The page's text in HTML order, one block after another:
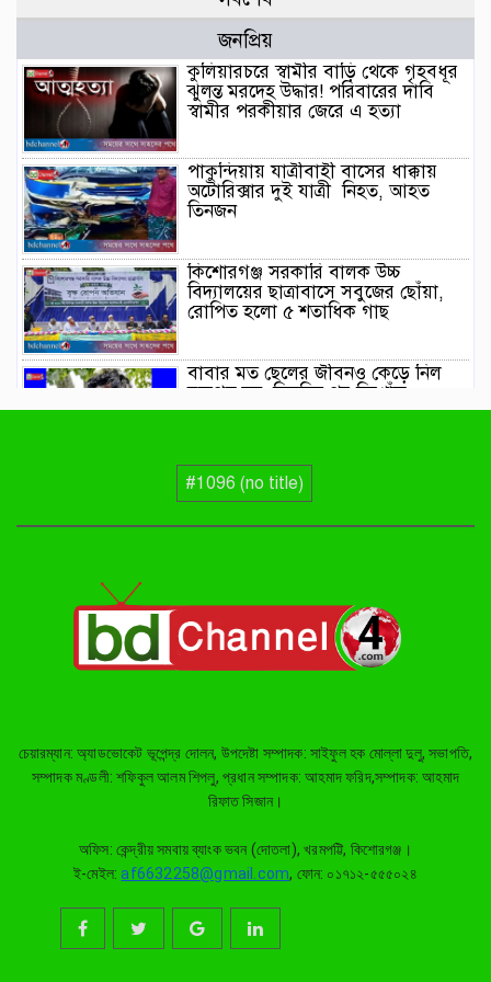
জনপ্রিয়
কুলিয়ারচরে স্বামীর বাড়ি থেকে গৃহবধূর
ঝুলন্ত মরদেহ উদ্ধার! পরিবারের দাবি
স্বামীর পরকীয়ার জেরে এ হত্যা
পাকুন্দিয়ায় যাত্রীবাহী বাসের ধাক্কায়
অটোরিক্সার দুই যাত্রী নিহত, আহত
তিনজন
কিশোরগঞ্জ সরকারি বালক উচ্চ
বিদ্যালয়ের ছাত্রাবাসে সবুজের ছোঁয়া,
রোপিত হলো ৫ শতাধিক গাছ
বাবার মত ছেলের জীবনও কেড়ে নিল
ব্রহ্মপুত্র নদ, তিনদিন পর নিখোঁজ
সাইফুলের মরদেহ গফরগাঁও
ব্রহ্মপুত্র নদে নিখোঁজ কৃষকের সন্ধান
মেলেনি, দুই দিনের উদ্ধার অভিযান
ইসলামপুরে জামায়াতের গণমিছিল,
কুলিয়ারচরে শহিদ পরিবার ও জুলাই
যোদ্ধাদের সংবর্ধনা দিলেন প্রতিমন্ত্রী
ঈশ্বরগঞ্জে ছাত্রশিবিরের বিক্ষোভ মিছিল
বাস্তবায়নের দাবি
#1096 (no title)
চেয়ারম্যান: অ্যাডভোকেট ভূপেন্দ্র দোলন, উপদেষ্টা সম্পাদক: সাইফুল হক মোল্লা দুলু, সভাপতি,
সম্পাদক মণ্ডলী: শফিকুল আলম শিপলু, প্রধান সম্পাদক: আহমাদ ফরিদ,সম্পাদক: আহমাদ
রিফাত সিজান।
অফিস: কেন্দ্রীয় সমবায় ব্যাংক ভবন (দোতলা), খরমপট্টি, কিশোরগঞ্জ।
ই-মেইল:af6632258@gmail.com, ফোন: ০১৭১২-৫৫৫০২৪